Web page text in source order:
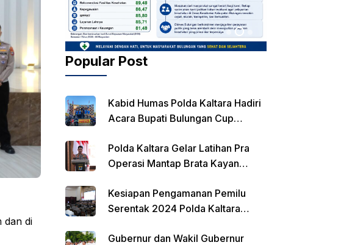
dan di
Popular Post
Kabid Humas Polda Kaltara Hadiri
Acara Bupati Bulungan Cup
Polda Kaltara Gelar Latihan Pra
Operasi Mantap Brata Kayan
Kesiapan Pengamanan Pemilu
Serentak 2024 Polda Kaltara
Gubernur dan Wakil Gubernur